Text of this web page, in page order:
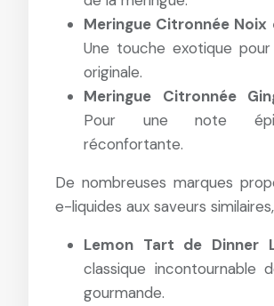
Meringue Citronnée Noix
Une touche exotique
originale.
Meringue Citronnée
Pour une note
réconfortante.
De nombreuses marques
e-liquides aux saveurs
Lemon Tart de Dinner
classique incontournable
gourmande.